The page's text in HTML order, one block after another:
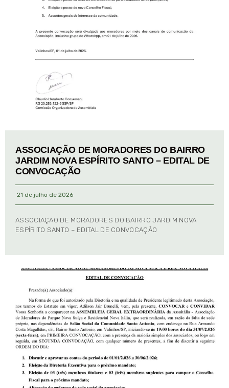
ASSOCIAÇÃO DE MORADORES DO BAIRRO
JARDIM NOVA ESPÍRITO SANTO – EDITAL DE
CONVOCAÇÃO
21 de julho de 2026
ASSOCIAÇÃO DE MORADORES DO BAIRRO JARDIM NOVA
ESPÍRITO SANTO – EDITAL DE CONVOCAÇÃO